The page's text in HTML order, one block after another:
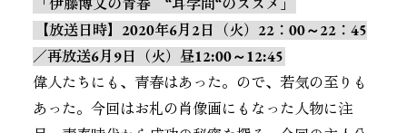
「伊藤博文の青春 “耳学問“のススメ」
【放送日時】2020年6月2日（火）22：00～22：45
／再放送6月9日（火）昼12:00～12:45
偉人たちにも、青春はあった。ので、若気の至りも
あった。今回はお札の肖像画にもなった人物に注